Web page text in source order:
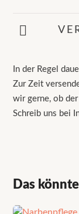
In der Regel
Zur Zeit
wir gerne, ob
Schreib uns bei
Das